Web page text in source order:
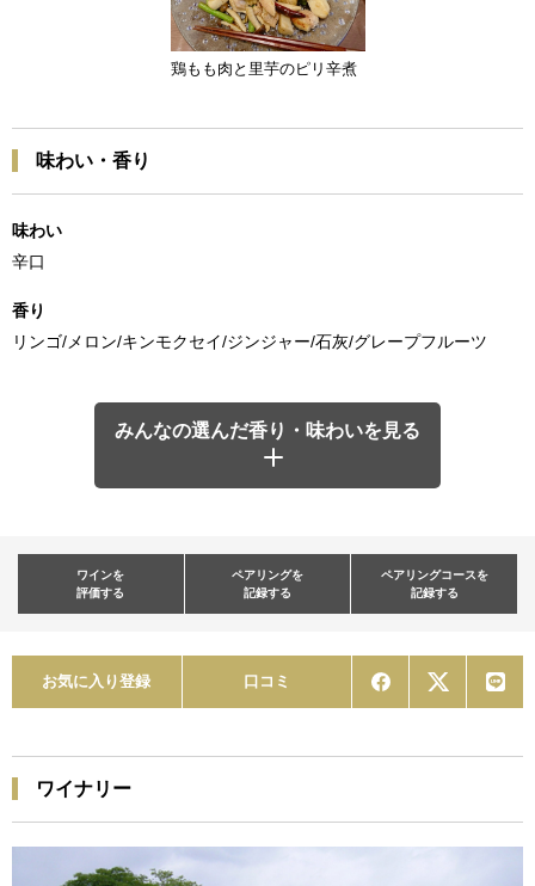
鶏もも肉と里芋のピリ辛煮
味わい・香り
味わい
辛口
香り
リンゴ/メロン/キンモクセイ/ジンジャー/石灰/グレープフルーツ
みんなの選んだ香り・味わいを見る
ワインを
評価する
ペアリングを
記録する
ペアリングコースを
記録する
お気に入り登録 口コミ
ワイナリー